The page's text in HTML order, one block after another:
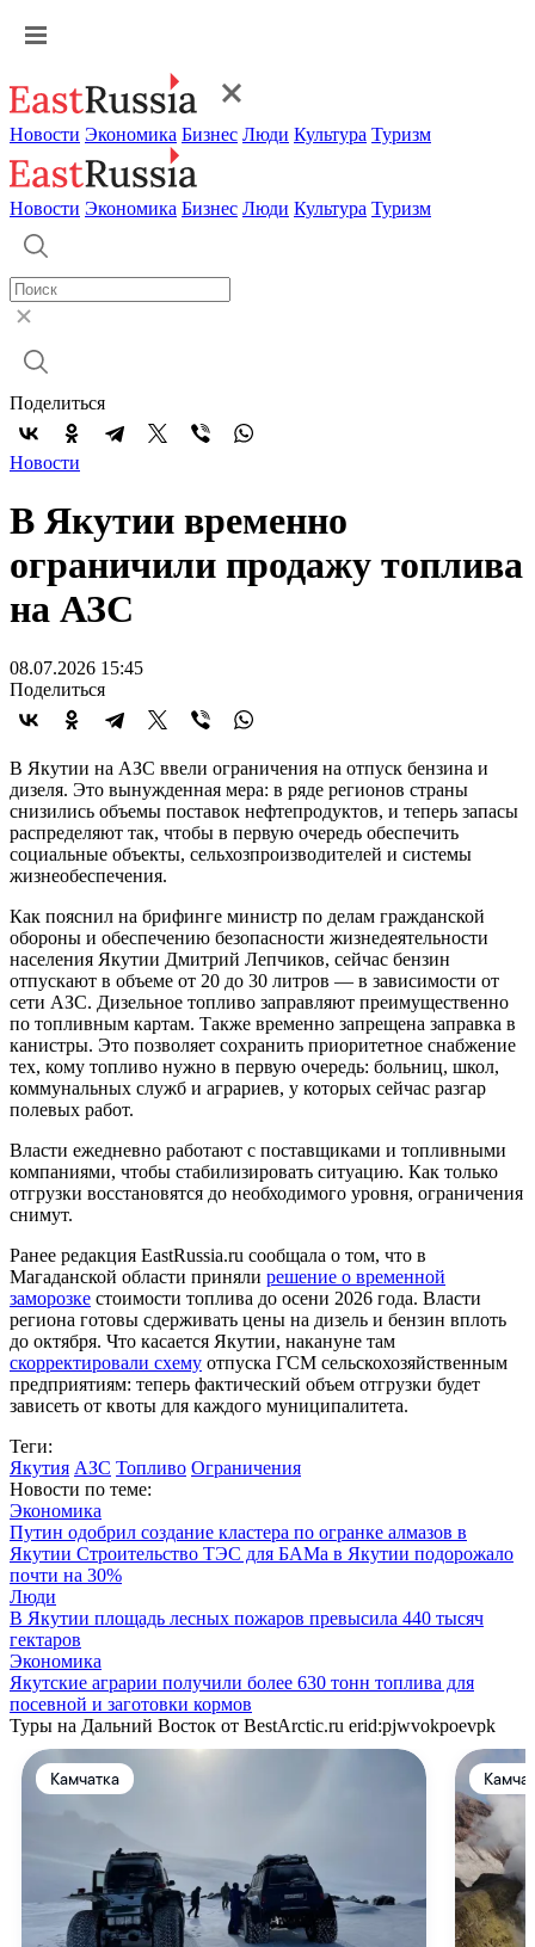
Новости Экономика Бизнес Люди Культура Туризм
Новости Экономика Бизнес Люди Культура Туризм
Поделиться
Новости
В Якутии временно
ограничили продажу топлива
на АЗС
08.07.2026 15:45
Поделиться
В Якутии на АЗС ввели ограничения на отпуск бензина и
дизеля. Это вынужденная мера: в ряде регионов страны
снизились объемы поставок нефтепродуктов, и теперь запасы
распределяют так, чтобы в первую очередь обеспечить
социальные объекты, сельхозпроизводителей и системы
жизнеобеспечения.
Как пояснил на брифинге министр по делам гражданской
обороны и обеспечению безопасности жизнедеятельности
населения Якутии Дмитрий Лепчиков, сейчас бензин
отпускают в объеме от 20 до 30 литров — в зависимости от
сети АЗС. Дизельное топливо заправляют преимущественно
по топливным картам. Также временно запрещена заправка в
канистры. Это позволяет сохранить приоритетное снабжение
тех, кому топливо нужно в первую очередь: больниц, школ,
коммунальных служб и аграриев, у которых сейчас разгар
полевых работ.
Власти ежедневно работают с поставщиками и топливными
компаниями, чтобы стабилизировать ситуацию. Как только
отгрузки восстановятся до необходимого уровня, ограничения
снимут.
Ранее редакция EastRussia.ru сообщала о том, что в
Магаданской области приняли решение о временной
заморозке стоимости топлива до осени 2026 года. Власти
региона готовы сдерживать цены на дизель и бензин вплоть
до октября. Что касается Якутии, накануне там
скорректировали схему отпуска ГСМ сельскохозяйственным
предприятиям: теперь фактический объем отгрузки будет
зависеть от квоты для каждого муниципалитета.
Теги:
Якутия АЗС Топливо Ограничения
Новости по теме:
Экономика
Путин одобрил создание кластера по огранке алмазов в
Якутии Строительство ТЭС для БАМа в Якутии подорожало
почти на 30%
Люди
В Якутии площадь лесных пожаров превысила 440 тысяч
гектаров
Экономика
Якутские аграрии получили более 630 тонн топлива для
посевной и заготовки кормов
Туры на Дальний Восток от BestArctic.ru erid:pjwvokpoevpk